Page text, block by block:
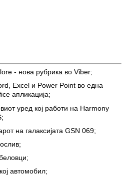
- нова рубрика во Viber;
Excel и Power Point во една
апликација;
уред кој работи на Harmony
на галаксијата GSN 069;
автомобил;